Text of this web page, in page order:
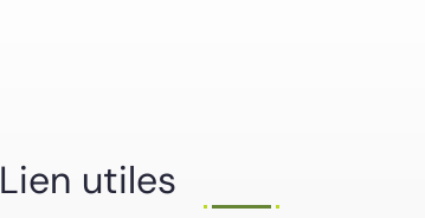
Lien utiles